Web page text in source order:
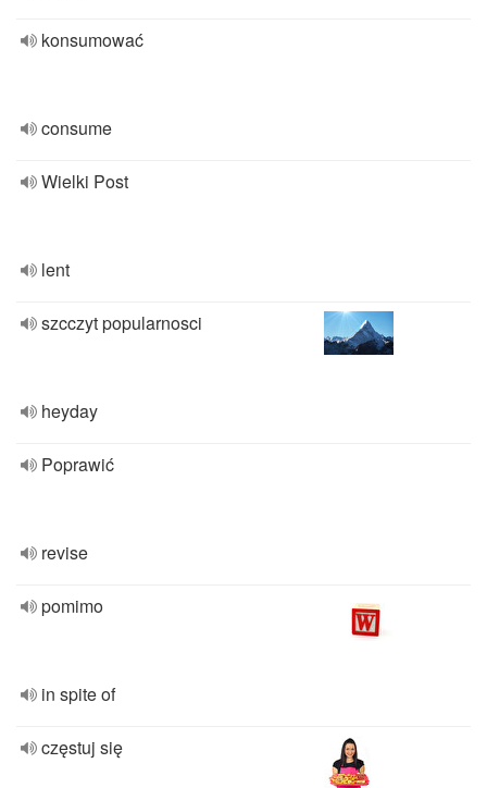
konsumować
consume
Wielki Post
lent
szcczyt popularnosci
heyday
Poprawić
revise
pomimo
in spite of
częstuj się